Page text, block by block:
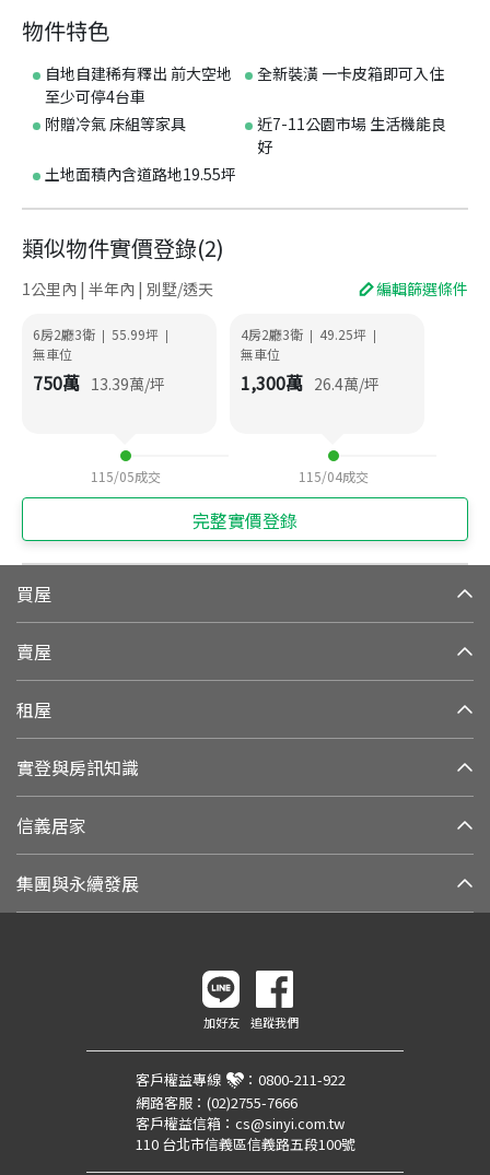
物件特色
自地自建稀有釋出 前大空地
至少可停4台車
全新裝潢 一卡皮箱即可入住
附贈冷氣 床組等家具
近7-11公園市場 生活機能良
好
土地面積內含道路地19.55坪
類似物件實價登錄(2)
1公里內 | 半年內 | 別墅/透天 編輯篩選條件
6房2廳3衛 | 55.99坪 |
無車位
750萬 13.39萬/坪
115/05成交
4房2廳3衛 | 49.25坪 |
無車位
1,300萬 26.4萬/坪
115/04成交
完整實價登錄
買屋
賣屋
租屋
實登與房訊知識
信義居家
集團與永續發展
加好友 追蹤我們
客戶權益專線 ： 0800-211-922
網路客服： (02)2755-7666
客戶權益信箱： cs@sinyi.com.tw
110 台北市信義區信義路五段100號